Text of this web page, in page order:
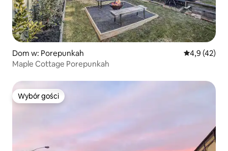
Dom w: Porepunkah Średnia
4,9 (42)
Maple Cottage Porepunkah
Wybór gości
Wybór gości